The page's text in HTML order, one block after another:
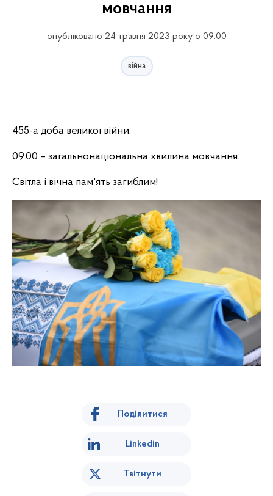
мовчання
опубліковано 24 травня 2023 року о 09:00
війна
455-а доба великої війни.
09.00 – загальнонаціональна хвилина мовчання.
Світла і вічна пам'ять загиблим!
Поділитися
Linkedin
Твітнути